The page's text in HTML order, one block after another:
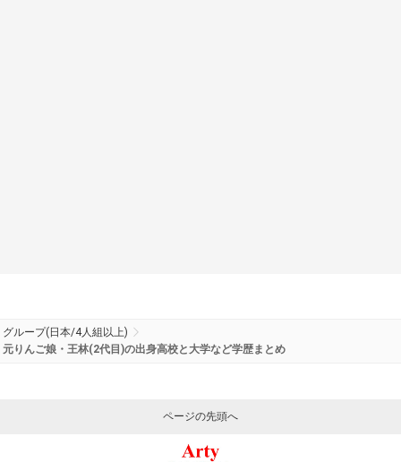
グループ(日本/4人組以上)
元りんご娘・王林(2代目)の出身高校と大学など学歴まとめ
ページの先頭へ